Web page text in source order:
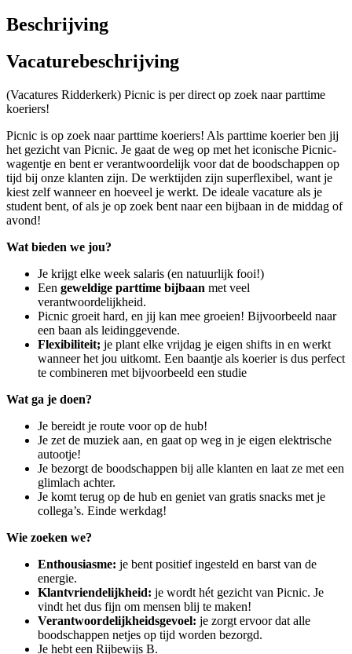
Beschrijving
Vacaturebeschrijving
(Vacatures Ridderkerk) Picnic is per direct op zoek naar parttime
koeriers!
Picnic is op zoek naar parttime koeriers! Als parttime koerier ben jij
het gezicht van Picnic. Je gaat de weg op met het iconische Picnic-
wagentje en bent er verantwoordelijk voor dat de boodschappen op
tijd bij onze klanten zijn. De werktijden zijn superflexibel, want je
kiest zelf wanneer en hoeveel je werkt. De ideale vacature als je
student bent, of als je op zoek bent naar een bijbaan in de middag of
avond!
Wat bieden we jou?
Je krijgt elke week salaris (en natuurlijk fooi!)
Een geweldige parttime bijbaan met veel
verantwoordelijkheid.
Picnic groeit hard, en jij kan mee groeien! Bijvoorbeeld naar
een baan als leidinggevende.
Flexibiliteit; je plant elke vrijdag je eigen shifts in en werkt
wanneer het jou uitkomt. Een baantje als koerier is dus perfect
te combineren met bijvoorbeeld een studie
Wat ga je doen?
Je bereidt je route voor op de hub!
Je zet de muziek aan, en gaat op weg in je eigen elektrische
autootje!
Je bezorgt de boodschappen bij alle klanten en laat ze met een
glimlach achter.
Je komt terug op de hub en geniet van gratis snacks met je
collega’s. Einde werkdag!
Wie zoeken we?
Enthousiasme: je bent positief ingesteld en barst van de
energie.
Klantvriendelijkheid: je wordt hét gezicht van Picnic. Je
vindt het dus fijn om mensen blij te maken!
Verantwoordelijkheidsgevoel: je zorgt ervoor dat alle
boodschappen netjes op tijd worden bezorgd.
Je hebt een Rijbewijs B.